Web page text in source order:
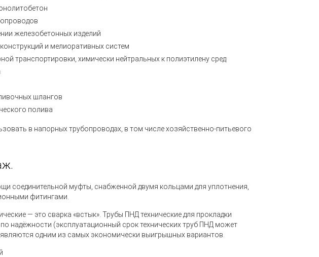
железобетонных изделий
и мелиоративных систем
транспортировки, химически нейтральных к полиэтилену сред
шлангов
полива
в напорных трубопроводах, в том числе хозяйственно-питьевого
соединительной муфты, снабженной двумя кольцами для уплотнения,
фитингами.
— это сварка «встык». Трубы ПНД технические для прокладки
надёжности (эксплуатационный сроктехнических труб ПНД может
являются одним из самых экономически выигрышных вариантов.